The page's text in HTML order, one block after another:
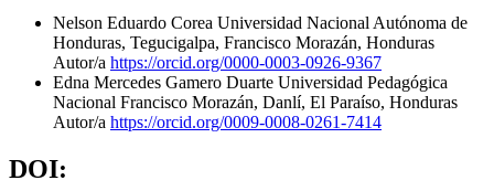
Nelson Eduardo Corea Universidad Nacional Autónoma de
Honduras, Tegucigalpa, Francisco Morazán, Honduras
Autor/a https://orcid.org/0000-0003-0926-9367
Edna Mercedes Gamero Duarte Universidad Pedagógica
Nacional Francisco Morazán, Danlí, El Paraíso, Honduras
Autor/a https://orcid.org/0009-0008-0261-7414
DOI: